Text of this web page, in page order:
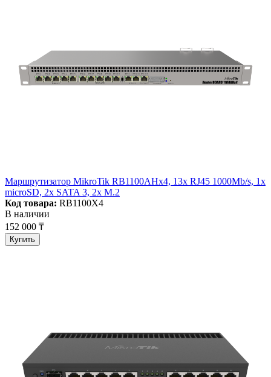
Маршрутизатор MikroTik RB1100AHx4, 13x RJ45 1000Mb/s, 1x
microSD, 2x SATA 3, 2x M.2
Код товара: RB1100X4
В наличии
152 000 ₸
Купить